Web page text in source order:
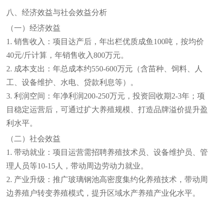
八、经济效益与社会效益分析
（一）经济效益
1. 销售收入：项目达产后，年出栏优质成鱼100吨，按均价
40元/斤计算，年销售收入800万元。
2. 成本支出：年总成本约550-600万元（含苗种、饲料、人
工、设备维护、水电、贷款利息等）。
3. 利润空间：年净利润200-250万元，投资回收期2-3年；项
目稳定运营后，可通过扩大养殖规模、打造品牌溢价提升盈
利水平。
（二）社会效益
1. 带动就业：项目运营需招聘养殖技术员、设备维护员、管
理人员等10-15人，带动周边劳动力就业。
2. 产业升级：推广玻璃钢池高密度集约化养殖技术，带动周
边养殖户转变养殖模式，提升区域水产养殖产业化水平。